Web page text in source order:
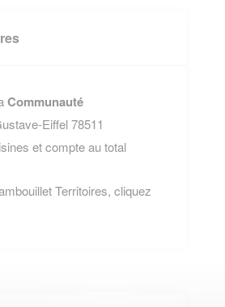
Communauté
Eiffel 78511
et compte au total
Territoires, cliquez